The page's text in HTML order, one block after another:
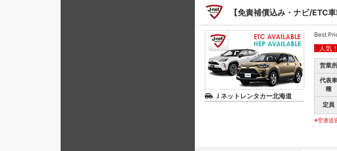
【免責補償込み・ナビ/ETC
Ｊネットレンタカー北海道
Best
人気！
営業所
代表車
種
定員
※空港送